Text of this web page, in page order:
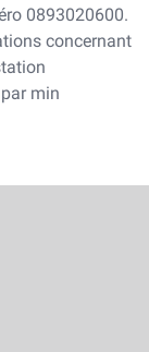
0893020600.
concernant
min